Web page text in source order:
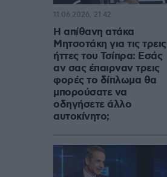
Η απίθανη ατάκα
Μητσοτάκη για τις τρεις
ήττες του Τσίπρα: Εσάς
αν σας έπαιρναν τρεις
φορές το δίπλωμα θα
μπορούσατε να
οδηγήσετε άλλο
αυτοκίνητο;
11.06.2026, 21:42